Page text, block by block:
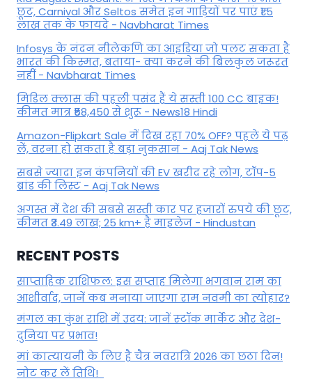
छूट, Carnival और Seltos समेत इन गाड़ियों पर पाएं ₹1.5
लाख तक के फायदे - Navbharat Times
Infosys के नंदन नीलेकणि का आइडिया जो पलट सकता है
भारत की किस्मत, बताया- क्या करने की बिलकुल जरूरत
नहीं - Navbharat Times
मिडिल क्लास की पहली पसंद हैं ये सस्ती 100 CC बाइक!
कीमत मात्र ₹58,450 से शुरू - News18 Hindi
Amazon-Flipkart Sale में दिख रहा 70% OFF? पहले ये पढ़
लें, वरना हो सकता है बड़ा नुकसान - Aaj Tak News
सबसे ज्यादा इन कंपनियों की EV खरीद रहे लोग, टॉप-5
ब्रांड की लिस्ट - Aaj Tak News
अगस्त में देश की सबसे सस्ती कार पर हजारों रुपये की छूट,
कीमत ₹3.49 लाख; 25 km+ है माइलेज - Hindustan
RECENT POSTS
साप्ताहिक राशिफल: इस सप्ताह मिलेगा भगवान राम का
आशीर्वाद, जानें कब मनाया जाएगा राम नवमी का त्योहार?
मंगल का कुंभ राशि में उदय: जानें स्‍टॉक मार्केट और देश-
दुनिया पर प्रभाव!
मां कात्‍यायनी के लिए है चैत्र नवरात्रि 2026 का छठा दिन!
नोट कर लें तिथि!